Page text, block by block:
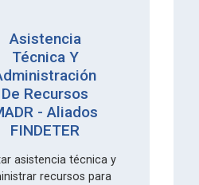
Asistencia
Técnica Y
De Recursos
- Aliados
FINDETER
asistencia técnica y
recursos para